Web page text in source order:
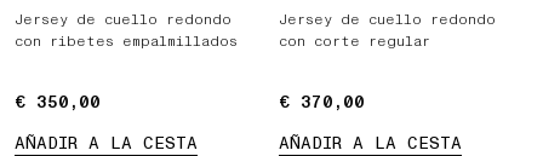
Jersey de cuello redondo
con ribetes empalmillados
€ 350,00
€ 350,00
AÑADIR A LA CESTA
Jersey de cuello redondo
con corte regular
€ 370,00
€ 370,00
AÑADIR A LA CESTA